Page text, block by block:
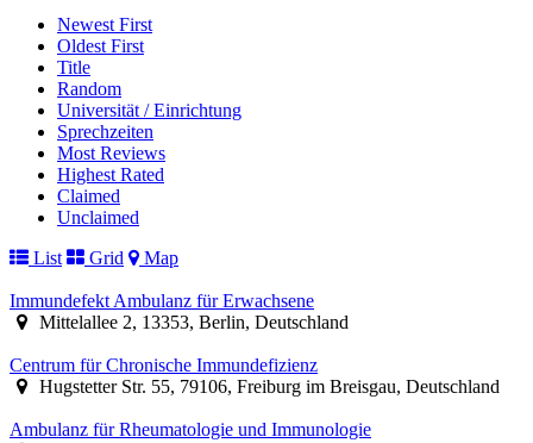
Newest First
Oldest First
Title
Random
Universität / Einrichtung
Sprechzeiten
Most Reviews
Highest Rated
Claimed
Unclaimed
List
Grid Map
Immundefekt Ambulanz für Erwachsene
Mittelallee 2, 13353, Berlin, Deutschland
Centrum für Chronische Immundefizienz
Hugstetter Str. 55, 79106, Freiburg im Breisgau, Deutschland
Ambulanz für Rheumatologie und Immunologie